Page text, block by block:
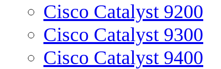
Cisco Catalyst 9200
Cisco Catalyst 9300
Cisco Catalyst 9400